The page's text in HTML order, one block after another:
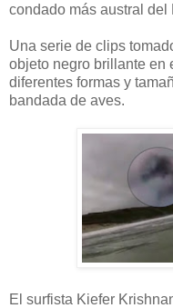
condado más austral del
Una serie de clips
objeto negro brillante en
diferentes formas y
bandada de aves.
El surfista Kiefer